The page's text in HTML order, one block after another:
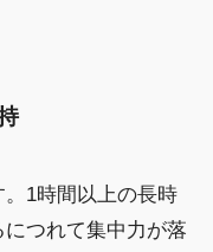
1時間以上の長時
つれて集中力が落